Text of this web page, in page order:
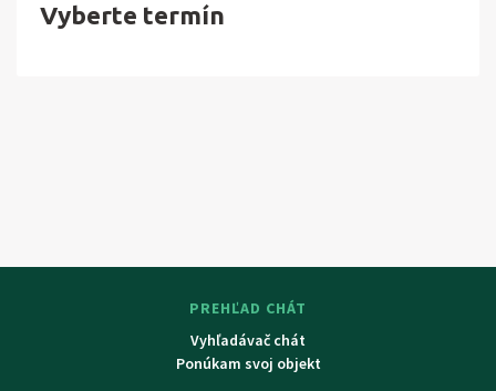
Babylon - největší aquapark v ČR), Český ráj (Prachovské
Vyberte termín
PREHĽAD CHÁT
Vyhľadávač chát
Ponúkam svoj objekt